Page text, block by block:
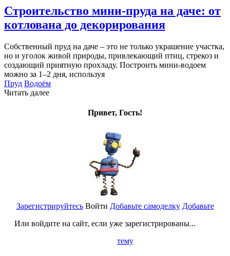
Строительство мини-пруда на даче: от
котлована до декорирования
Собственный пруд на даче – это не только украшение участка,
но и уголок живой природы, привлекающий птиц, стрекоз и
создающий приятную прохладу. Построить мини-водоем
можно за 1–2 дня, используя
Пруд Водоём
Читать далее
Привет, Гость!
Зарегистрируйтесь
Или войдите на сайт, если уже зарегистрированы...
Войти Добавьте самоделку Добавьте
тему